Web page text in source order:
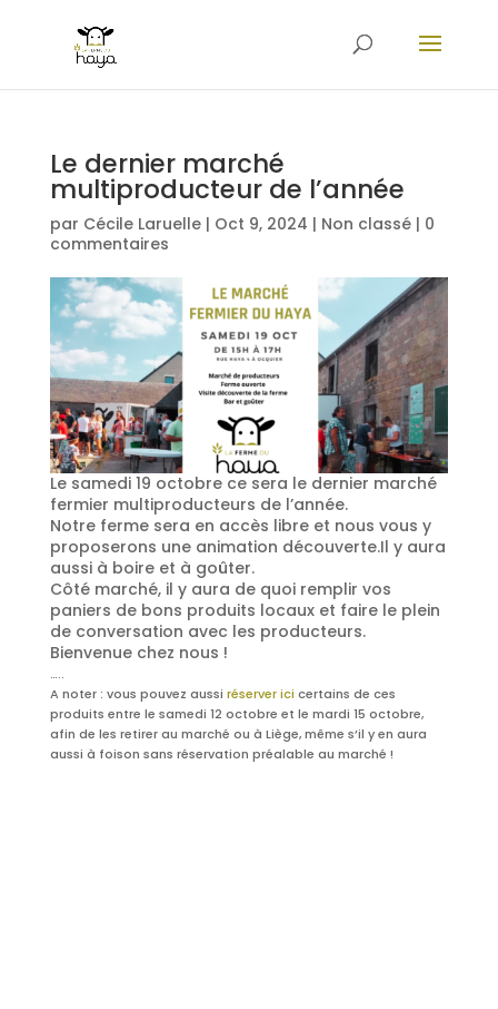
Le dernier marché
multiproducteur de l’année
par Cécile Laruelle| Oct 9, 2024 | Non classé| 0
commentaires
Le samedi 19 octobre ce sera le dernier marché
fermier multiproducteurs de l’année.
Notre ferme sera en accès libre et nous vous y
proposerons une animation découverte.Il y aura
aussi à boire et à goûter.
Côté marché, il y aura de quoi remplir vos
paniers de bons produits locaux et faire le plein
de conversation avec les producteurs.
Bienvenue chez nous !
…..
A noter : vous pouvez aussi réserver ici certains de ces
produits entre le samedi 12 octobre et le mardi 15 octobre,
afin de les retirer au marché ou à Liège, même s’il y en aura
aussi à foison sans réservation préalable au marché !